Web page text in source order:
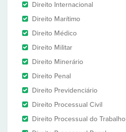
Direito Internacional
Direito Marítimo
Direito Médico
Direito Militar
Direito Minerário
Direito Penal
Direito Previdenciário
Direito Processual Civil
Direito Processual do Trabalho